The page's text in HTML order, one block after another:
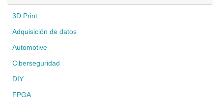
3D Print
Adquisición de datos
Automotive
Ciberseguridad
DIY
FPGA